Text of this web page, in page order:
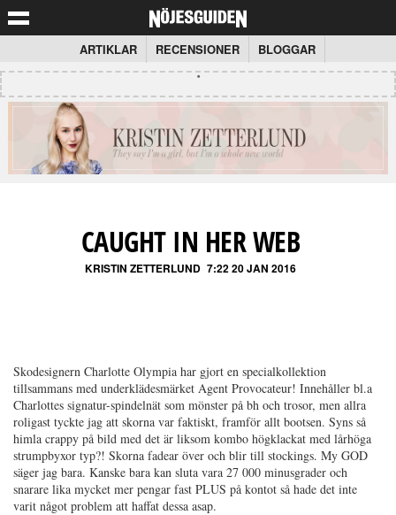
ARTIKLAR RECENSIONER BLOGGAR
CAUGHT IN HER WEB
KRISTIN ZETTERLUND 7:22 20 JAN 2016
Skodesignern Charlotte Olympia har gjort en specialkollektion
tillsammans med underklädesmärket Agent Provocateur! Innehåller bl.a
Charlottes signatur-spindelnät som mönster på bh och trosor, men allra
roligast tyckte jag att skorna var faktiskt, framför allt bootsen. Syns så
himla crappy på bild med det är liksom kombo högklackat med lårhöga
strumpbyxor typ?! Skorna fadear över och blir till stockings. My GOD
säger jag bara. Kanske bara kan sluta vara 27 000 minusgrader och
snarare lika mycket mer pengar fast PLUS på kontot så hade det inte
varit något problem att haffat dessa asap.